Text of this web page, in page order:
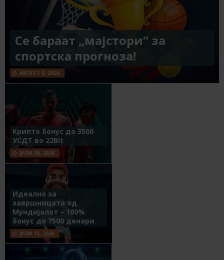
Се бараат „мајстори“ за
спортска прогноза!
АВГУСТ 5, 2026
Крипто бонус до 3500
УСДТ во 22Bit
ЈУЛИ 29, 2026
Идеално за
завршницата од
Мундијалот – 100%
бонус до 7500 денари
ЈУЛИ 15, 2026